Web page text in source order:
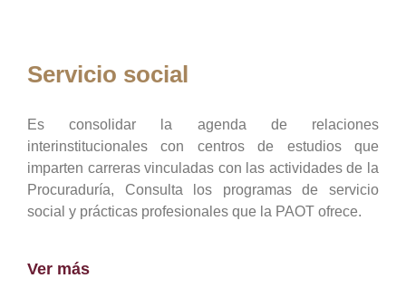
Servicio social
Es consolidar la agenda de relaciones
interinstitucionales con centros de estudios que
imparten carreras vinculadas con las actividades de la
Procuraduría, Consulta los programas de servicio
social y prácticas profesionales que la PAOT ofrece.
Ver más